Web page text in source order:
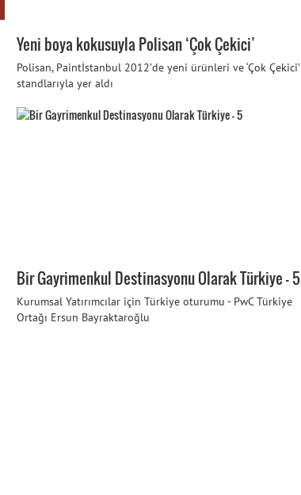
Yeni boya kokusuyla Polisan ‘Çok Çekici’
Polisan, Paintİstanbul 2012’de yeni ürünleri ve ‘Çok Çekici’
standlarıyla yer aldı
Bir Gayrimenkul Destinasyonu Olarak Türkiye - 5
Kurumsal Yatırımcılar için Türkiye oturumu - PwC Türkiye
Ortağı Ersun Bayraktaroğlu